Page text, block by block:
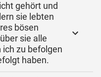
gehört und
sie lebten
bösen
sie alle
ich zu befolgen
haben.